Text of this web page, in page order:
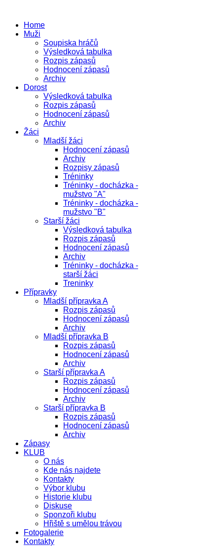
Home
Muži
Soupiska hráčů
Výsledková tabulka
Rozpis zápasů
Hodnocení zápasů
Archiv
Dorost
Výsledková tabulka
Rozpis zápasů
Hodnocení zápasů
Archiv
Žáci
Mladší žáci
Hodnocení zápasů
Archiv
Rozpisy zápasů
Tréninky
Tréninky - docházka -
mužstvo "A"
Tréninky - docházka -
mužstvo "B"
Starší žáci
Výsledková tabulka
Rozpis zápasů
Hodnocení zápasů
Archiv
Tréninky - docházka -
starší žáci
Treninky
Přípravky
Mladší přípravka A
Rozpis zápasů
Hodnocení zápasů
Archiv
Mladší přípravka B
Rozpis zápasů
Hodnocení zápasů
Archiv
Starší přípravka A
Rozpis zápasů
Hodnocení zápasů
Archiv
Starší přípravka B
Rozpis zápasů
Hodnocení zápasů
Archiv
Zápasy
KLUB
O nás
Kde nás najdete
Kontakty
Výbor klubu
Historie klubu
Diskuse
Sponzoři klubu
Hřiště s umělou trávou
Fotogalerie
Kontakty